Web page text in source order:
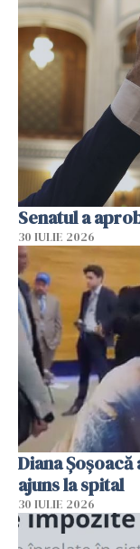
Senatul a
30 IULIE 2026
Diana
ajuns la spital
30 IULIE 2026